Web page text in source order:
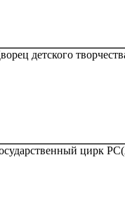
детского
цирк